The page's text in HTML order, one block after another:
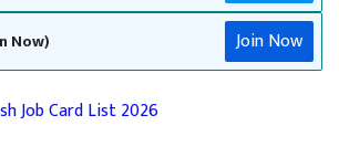
Now) Join Now
Job Card List 2026